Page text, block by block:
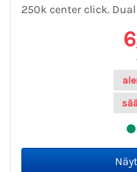
250k center click.